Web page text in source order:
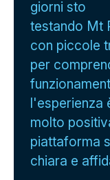
giorni sto
testando Mt
con piccole
per
l'esperienza
molto
piattaforma
chiara e